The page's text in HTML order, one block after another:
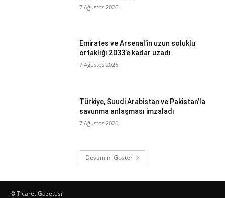
7 Ağustos 2026
Emirates ve Arsenal’in uzun soluklu
ortaklığı 2033’e kadar uzadı
7 Ağustos 2026
Türkiye, Suudi Arabistan ve Pakistan’la
savunma anlaşması imzaladı
7 Ağustos 2026
Devamını Göster
© Ticaret Gazetesi